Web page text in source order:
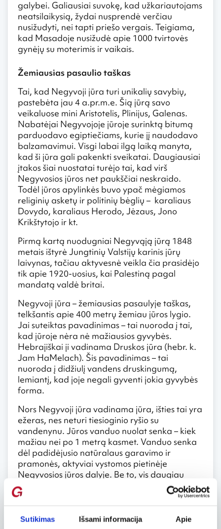
Sutikimas Išsami informacija Apie
galybei. Galiausiai suvokę, kad užkariautojams
neatsilaikysią, žydai nusprendė verčiau
nusižudyti, nei tapti priešo vergais. Teigiama,
kad Masadoje nusižudė apie 1000 tvirtovės
gynėjų su moterimis ir vaikais.
Žemiausias pasaulio taškas
Tai, kad Negyvoji jūra turi unikalių savybių,
pastebėta jau 4 a.pr.m.e. Šią jūrą savo
veikaluose mini Aristotelis, Plinijus, Galenas.
Nabatėjai Negyvojoje jūroje surinktą bitumą
parduodavo egiptiečiams, kurie jį naudodavo
balzamavimui. Visgi labai ilgą laiką manyta,
kad ši jūra gali pakenkti sveikatai. Daugiausiai
įtakos šiai nuostatai turėjo tai, kad virš
Negyvosios jūros net paukščiai neskraido.
Todėl jūros apylinkės buvo ypač mėgiamos
religinių asketų ir politinių bėglių – karaliaus
Dovydo, karaliaus Herodo, Jėzaus, Jono
Krikštytojo ir kt.
Pirmą kartą nuodugniai Negyvąją jūrą 1848
metais ištyrė Jungtinių Valstijų karinis jūrų
laivynas, tačiau aktyvesnė veikla čia prasidėjo
tik apie 1920-uosius, kai Palestiną pagal
mandatą valdė britai.
Negyvoji jūra – žemiausias pasaulyje taškas,
telkšantis apie 400 metrų žemiau jūros lygio.
Jai suteiktas pavadinimas – tai nuoroda į tai,
kad jūroje nėra nė mažiausios gyvybės.
Hebrajiškai ji vadinama Druskos jūra (hebr. k.
Jam HaMelach). Šis pavadinimas – tai
nuoroda į didžiulį vandens druskingumą,
lemiantį, kad joje negali gyventi jokia gyvybės
forma.
Nors Negyvoji jūra vadinama jūra, išties tai yra
ežeras, nes neturi tiesioginio ryšio su
vandenynu. Jūros vanduo nuolat senka – kiek
mažiau nei po 1 metrą kasmet. Vanduo senka
dėl padidėjusio natūralaus garavimo ir
pramonės, aktyviai vystomos pietinėje
Negyvosios jūros dalyje. Be to, vis daugiau
Jordano upės, „maitinančios“ Negyvąją jūrą,
vandens naudojama Izraelio ir Jordanijos
Ilgą laiką mokslininkai nuogąstavo, kad